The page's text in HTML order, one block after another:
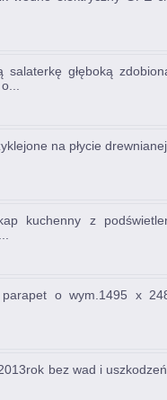
salaterkę głęboką
na płycie
kuchenny z
o wym.1495 x
bez wad i